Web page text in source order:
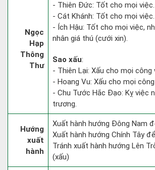
Ngọc
Hạp
Thông
Thư
- Thiên Đức: Tốt cho mọi việc.
- Cát Khánh: Tốt cho mọi việc.
- Ích Hậu: Tốt cho mọi việc,
nhân giá thú (cưới xin).
Sao xấu:
- Thiên Lại: Xấu cho mọi công
- Hoang Vu: Xấu cho mọi
- Chu Tước Hắc Đạo: Kỵ việc
trương.
Hướng
xuất
hành
Xuất hành hướng Đông Nam
Xuất hành hướng Chính Tây
Tránh xuất hành hướng Lên
(xấu)